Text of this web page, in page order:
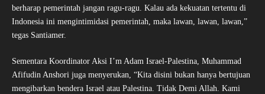
berharap pemerintah jangan ragu-ragu. Kalau ada kekuatan tertentu di
Indonesia ini mengintimidasi pemerintah, maka lawan, lawan, lawan,”
tegas Santiamer.
Sementara Koordinator Aksi I’m Adam Israel-Palestina, Muhammad
Afifudin Anshori juga menyerukan, “Kita disini bukan hanya bertujuan
mengibarkan bendera Israel atau Palestina. Tidak Demi Allah. Kami